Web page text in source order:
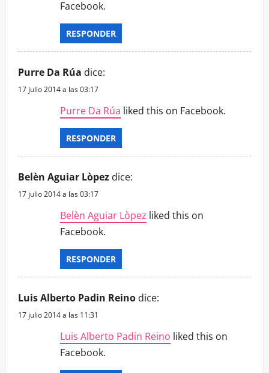
Facebook.
RESPONDER
Purre Da Rúa dice:
17 julio 2014 a las 03:17
Purre Da Rúa liked this on Facebook.
RESPONDER
Belèn Aguiar Lòpez dice:
17 julio 2014 a las 03:17
Belèn Aguiar Lòpez liked this on
Facebook.
RESPONDER
Luis Alberto Padin Reino dice:
17 julio 2014 a las 11:31
Luis Alberto Padin Reino liked this on
Facebook.